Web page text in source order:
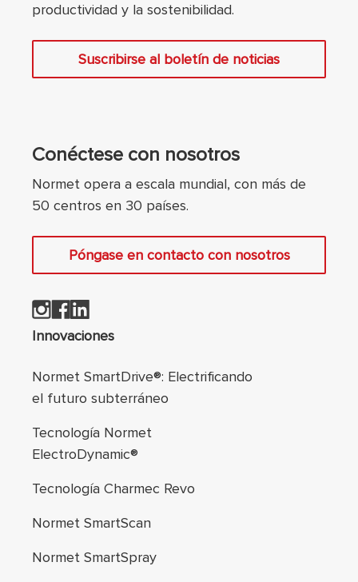
productividad y la sostenibilidad.
Suscribirse al boletín de noticias
Conéctese con nosotros
Normet opera a escala mundial, con más de
50 centros en 30 países.
Póngase en contacto con nosotros
Navegación de
Innovaciones
Normet SmartDrive®: Electrificando
el futuro subterráneo
Tecnología Normet
ElectroDynamic®
Tecnología Charmec Revo
Normet SmartScan
Normet SmartSpray